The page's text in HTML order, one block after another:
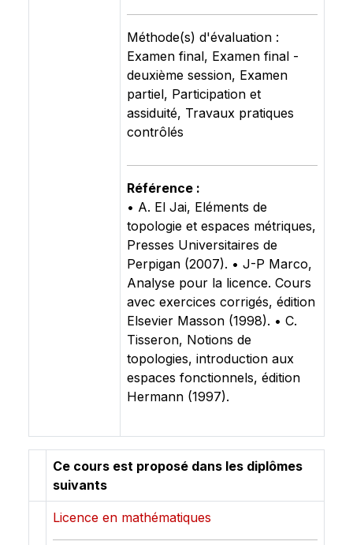
Méthode(s) d'évaluation :
Examen final, Examen final -
deuxième session, Examen
partiel, Participation et
assiduité, Travaux pratiques
contrôlés
Référence :
• A. El Jai, Eléments de
topologie et espaces métriques,
Presses Universitaires de
Perpigan (2007). • J-P Marco,
Analyse pour la licence. Cours
avec exercices corrigés, édition
Elsevier Masson (1998). • C.
Tisseron, Notions de
topologies, introduction aux
espaces fonctionnels, édition
Hermann (1997).
Ce cours est proposé dans les diplômes
suivants
Licence en mathématiques